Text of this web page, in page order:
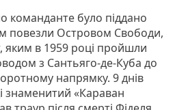
команданте було піддано
повезли Островом Свободи,
в 1959 році пройшли
з Сантьяго-де-Куба до
напрямку. 9 днів
знаменитий «Караван